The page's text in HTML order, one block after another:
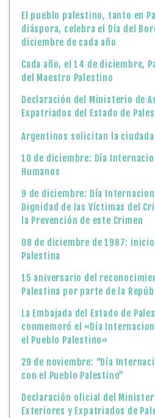
El pueblo palestino, tanto en
diáspora, celebra el Día del
diciembre de cada año
Cada año, el 14 de diciembre,
del Maestro Palestino
Declaración del Ministerio de
Expatriados del Estado de
Argentinos solicitan la
10 de diciembre: Día
Humanos
9 de diciembre: Día
Dignidad de las Víctimas del
la Prevención de este Crimen
08 de diciembre de 1987:
Palestina
15 aniversario del
Palestina por parte de la
La Embajada del Estado de
conmemoró el «Día
el Pueblo Palestino»
29 de noviembre: “Día
con el Pueblo Palestino”
Declaración oficial del
Exteriores y Expatriados de